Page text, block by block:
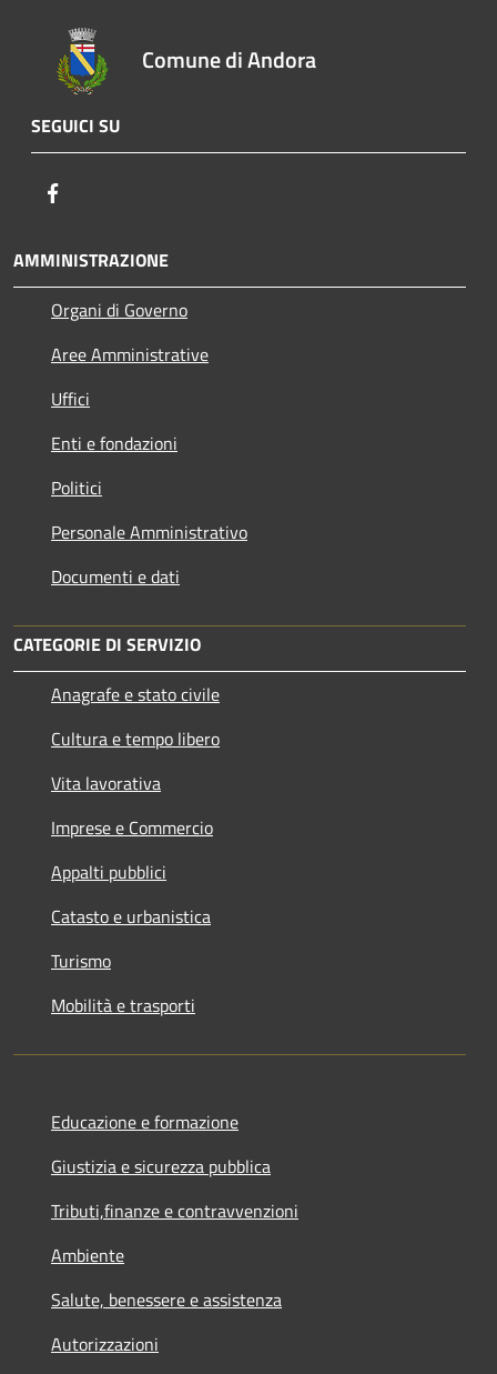
Comune di Andora
SEGUICI SU
AMMINISTRAZIONE
Organi di Governo
Aree Amministrative
Uffici
Enti e fondazioni
Politici
Personale Amministrativo
Documenti e dati
CATEGORIE DI SERVIZIO
Anagrafe e stato civile
Cultura e tempo libero
Vita lavorativa
Imprese e Commercio
Appalti pubblici
Catasto e urbanistica
Turismo
Mobilità e trasporti
Educazione e formazione
Giustizia e sicurezza pubblica
Tributi,finanze e contravvenzioni
Ambiente
Salute, benessere e assistenza
Autorizzazioni